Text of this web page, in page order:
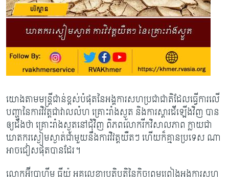
យោងតាមមន្រ្តីជាន់ខ្ពស់បំផុតនៃអង្គការសហប្រជាជាតិដែលធ្វើការលើ
បញ្ហានៃការវិវត្តជាវាលលំហ គ្រោះរាំងស្ងួត និងការស្តារដីឡើងវិញ បាន
ឲ្យដឹងថា ​គ្រោះរាំងស្ងួតនៅជុំវិញ ពិភពលោករីកវិសាលភាព ក្លាយជា
ឃាតករស្ងៀមស្ងាត់ជាមួយនឹង​ការវិវត្តយឺតៗ ហើយ​ក៏គ្មាន​ប្រទេស ណា
អាចជៀសផុតបានដែរ។